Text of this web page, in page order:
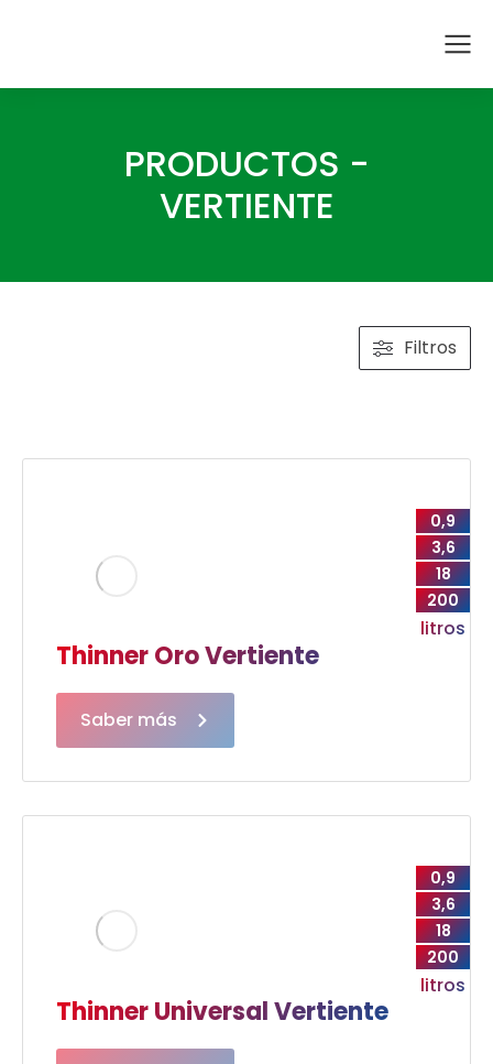
PRODUCTOS -
VERTIENTE
Filtros
0,9
3,6
18
200
litros
Thinner Oro Vertiente
Saber más
0,9
3,6
18
200
litros
Thinner Universal Vertiente